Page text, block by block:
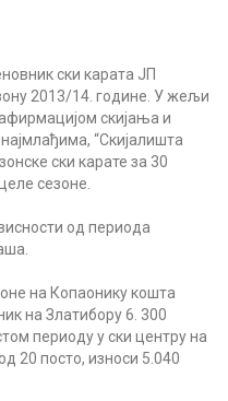
ски карата ЈП
2013/14. године. У жељи
скијања и
“Скијалишта
ски карате за 30
сезоне.
од периода
на Копаонику кошта
на Златибору 6. 300
периоду у ски центру на
20 посто, износи 5.040